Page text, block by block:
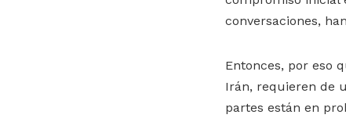
conversaciones,
Entonces, por eso
Irán, requieren de
partes están en